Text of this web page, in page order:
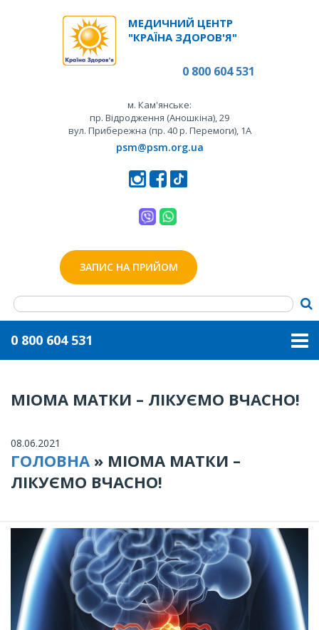
МЕДИЧНИЙ ЦЕНТР
"КРАЇНА ЗДОРОВ'Я"
0 800 604 531
м. Кам'янське:
пр. Відродження (Аношкіна), 29
вул. Прибережна (пр. 40 р. Перемоги), 1А
psm@psm.org.ua
ЗАПИС НА ПРИЙОМ
0 800 604 531
МІОМА МАТКИ – ЛІКУЄМО ВЧАСНО!
08.06.2021
ГОЛОВНА » МІОМА МАТКИ –
ЛІКУЄМО ВЧАСНО!